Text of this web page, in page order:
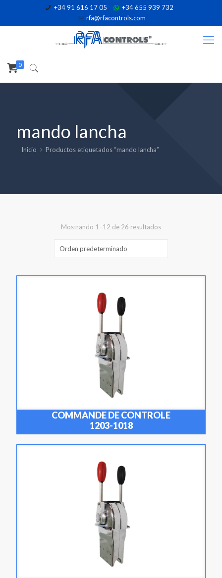
+34 91 616 17 05
+34 655 939 732
rfa@rfacontrols.com
0
mando lancha
Inicio Productos etiquetados “mando lancha”
Mostrando 1–12 de 26 resultados
COMMANDE DE CONTROLE
1203-1018